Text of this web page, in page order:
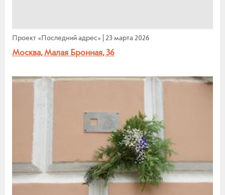
Проект «Последний адрес» 23 марта 2026
Москва, Малая Бронная, 36